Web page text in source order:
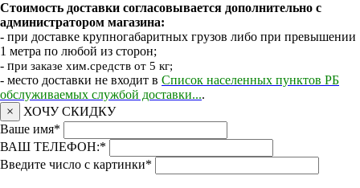
Стоимость доставки согласовывается дополнительно с
администратором магазина:
- при доставке крупногабаритных грузов либо при превышении
1 метра по любой из сторон;
- при заказе хим.средств от 5 кг;
- место доставки не входит в Список населенных пунктов РБ
обслуживаемых службой доставки....
×
ХОЧУ СКИДКУ
Ваше имя*
ВАШ ТЕЛЕФОН:*
Введите число с картинки*